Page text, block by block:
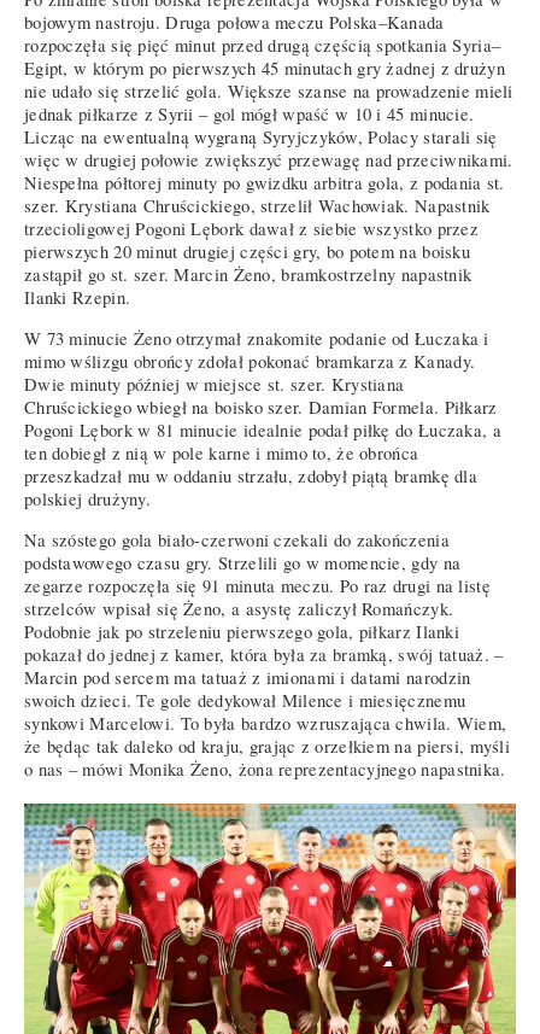
bojowym nastroju. Druga połowa meczu Polska–Kanada
rozpoczęła się pięć minut przed drugą częścią spotkania Syria–
Egipt, w którym po pierwszych 45 minutach gry żadnej z drużyn
nie udało się strzelić gola. Większe szanse na prowadzenie mieli
jednak piłkarze z Syrii – gol mógł wpaść w 10 i 45 minucie.
Licząc na ewentualną wygraną Syryjczyków, Polacy starali się
więc w drugiej połowie zwiększyć przewagę nad przeciwnikami.
Niespełna półtorej minuty po gwizdku arbitra gola, z podania st.
szer. Krystiana Chruścickiego, strzelił Wachowiak. Napastnik
trzecioligowej Pogoni Lębork dawał z siebie wszystko przez
pierwszych 20 minut drugiej części gry, bo potem na boisku
zastąpił go st. szer. Marcin Żeno, bramkostrzelny napastnik
Ilanki Rzepin.
W 73 minucie Żeno otrzymał znakomite podanie od Łuczaka i
mimo wślizgu obrońcy zdołał pokonać bramkarza z Kanady.
Dwie minuty później w miejsce st. szer. Krystiana
Chruścickiego wbiegł na boisko szer. Damian Formela. Piłkarz
Pogoni Lębork w 81 minucie idealnie podał piłkę do Łuczaka, a
ten dobiegł z nią w pole karne i mimo to, że obrońca
przeszkadzał mu w oddaniu strzału, zdobył piątą bramkę dla
polskiej drużyny.
Na szóstego gola biało-czerwoni czekali do zakończenia
podstawowego czasu gry. Strzelili go w momencie, gdy na
zegarze rozpoczęła się 91 minuta meczu. Po raz drugi na listę
strzelców wpisał się Żeno, a asystę zaliczył Romańczyk.
Podobnie jak po strzeleniu pierwszego gola, piłkarz Ilanki
pokazał do jednej z kamer, która była za bramką, swój tatuaż. –
Marcin pod sercem ma tatuaż z imionami i datami narodzin
swoich dzieci. Te gole dedykował Milence i miesięcznemu
synkowi Marcelowi. To była bardzo wzruszająca chwila. Wiem,
że będąc tak daleko od kraju, grając z orzełkiem na piersi, myśli
o nas – mówi Monika Żeno, żona reprezentacyjnego napastnika.